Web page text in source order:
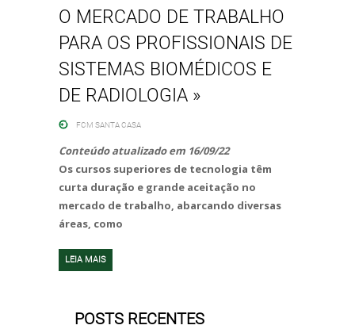
O MERCADO DE TRABALHO
PARA OS PROFISSIONAIS DE
SISTEMAS BIOMÉDICOS E
DE RADIOLOGIA »
FCM SANTA CASA
Conteúdo atualizado em 16/09/22
Os cursos superiores de tecnologia têm
curta duração e grande aceitação no
mercado de trabalho, abarcando diversas
áreas, como
LEIA MAIS
POSTS RECENTES